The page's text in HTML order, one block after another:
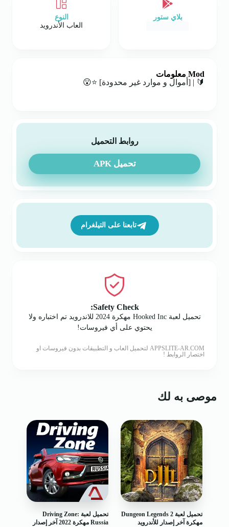
النوع
العاب الأندرويد
بلاي ستور
Mod معلومات
🔰 | [أموال و موارد غير محدودة] ⭐😮
روابط التحميل
تحميل APK
تابعنا على التيلغرام
Safety Check:
تحميل لعبة Hooked Inc مهكرة 2024 للاندرويد تم اختباره ولا
يحتوي على أي فيروسات!
APPSLITE-AR.COM لتحميل العاب و التطبيقات بدون فيروسات او
اختصار الروابط !
موصى به لك
تحميل لعبة Driving Zone:
Russia مهكرة 2022 آخر إصدار
تحميل لعبة Dungeon Legends 2
مهكرة آخر إصدار للأندرويد